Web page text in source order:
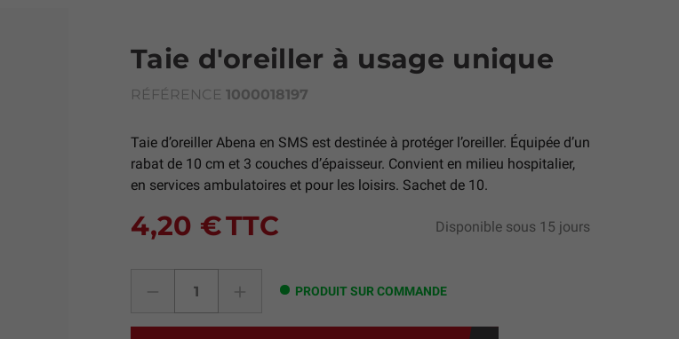
Taie d'oreiller à usage unique
RÉFÉRENCE 1000018197
Taie d’oreiller Abena en SMS est destinée à protéger l’oreiller. Équipée d’un
rabat de 10 cm et 3 couches d’épaisseur. Convient en milieu hospitalier,
en services ambulatoires et pour les loisirs. Sachet de 10.
4,20 €TTC Disponible sous 15 jours
PRODUIT SUR COMMANDE